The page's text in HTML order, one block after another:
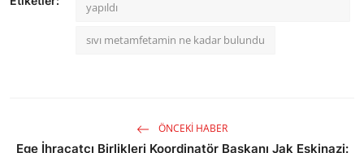
yapıldı
sıvı metamfetamin ne kadar bulundu
ÖNCEKI HABER
Ege İhracatçı Birlikleri Koordinatör Başkanı Jak Eskinazi: